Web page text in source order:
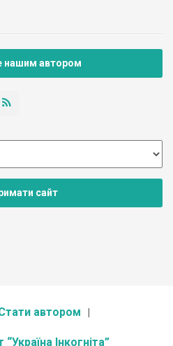
нашим автором
сайт
автором
Інкогніта”